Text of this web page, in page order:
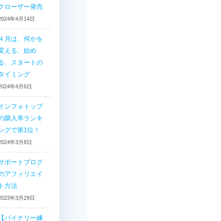
ローザー発売
年4月14日
月は、何かを
える、始め
、スタートの
イミング
年4月6日
ンフォトップ
購入率ランキ
グで第1位！
年3月8日
ポートブログ
アフィリエイ
方法
年3月29日
バイナリー練